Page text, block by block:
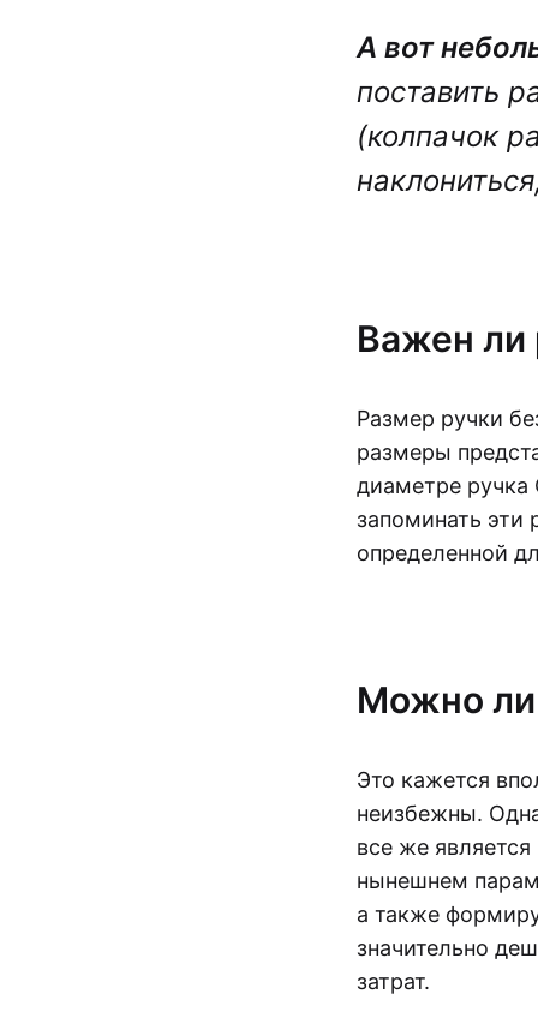
А вот
поставить
(колпачок
Важен ли
Размер ручки
размеры
диаметре ручка
запоминать эти
определенной
Можно ли
Это кажется
неизбежны.
все же
нынешнем
а также
значительно
затрат.